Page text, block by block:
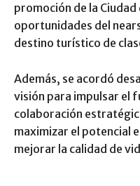
promoción de la
oportunidades del
destino turístico de
Además, se acordó
visión para impulsar el
colaboración
maximizar el potencial
mejorar la calidad de